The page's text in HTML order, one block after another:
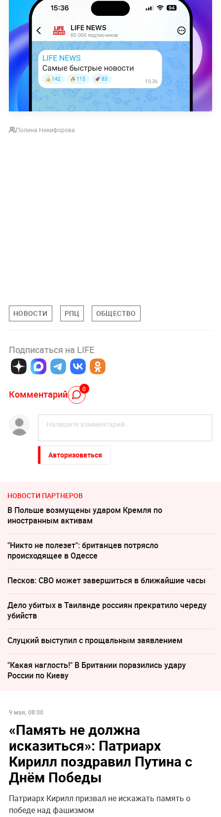
Полина Никифорова
НОВОСТИ РПЦ ОБЩЕСТВО
Подписаться на LIFE
Комментарий 0
Авторизоваться
НОВОСТИ ПАРТНЕРОВ
В Польше возмущены ударом Кремля по
иностранным активам
"Никто не полезет": британцев потрясло
происходящее в Одессе
Песков: СВО может завершиться в ближайшие часы
Дело убитых в Таиланде россиян прекратило череду
убийств
Слуцкий выступил с прощальным заявлением
"Какая наглость!" В Британии поразились удару
России по Киеву
9 мая, 08:00
«Память не должна
исказиться»: Патриарх
Кирилл поздравил Путина с
Днём Победы
Патриарх Кирилл призвал не искажать память о
победе над фашизмом